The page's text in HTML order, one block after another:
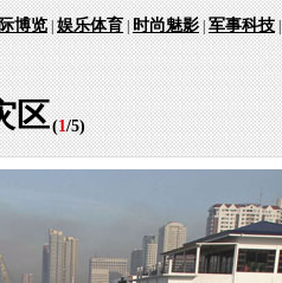
博览|娱乐体育|时尚魅影|军事科技
区(1/5)